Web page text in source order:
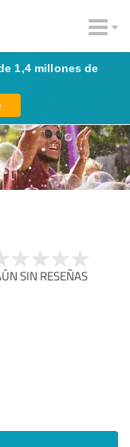
1,4 millones de
SIN RESEÑAS